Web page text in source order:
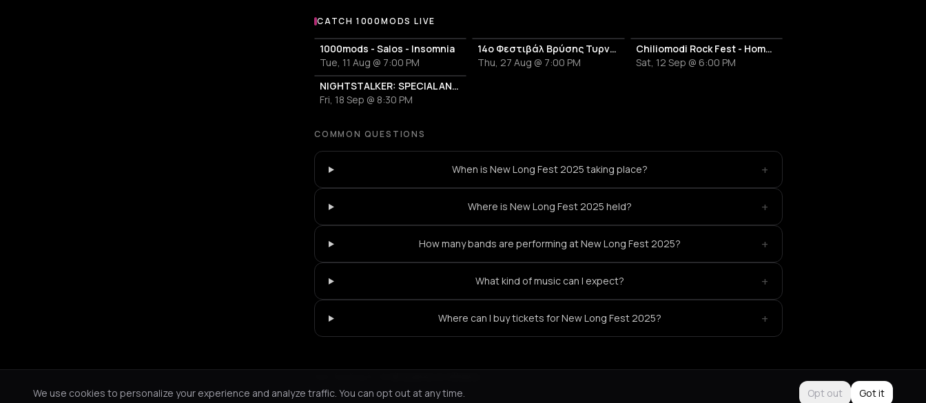
More events with 1000mods
CATCH 1000MODS LIVE
1000mods - Salos - Insomnia
Tue, 11 Aug @ 7:00 PM
14ο Φεστιβάλ Βρύσης Τυρνάβου 2026
Thu, 27 Aug @ 7:00 PM
Chiliomodi Rock Fest - Hometown Madness
Sat, 12 Sep @ 6:00 PM
NIGHTSTALKER: SPECIAL ANNIVERSARY SHOW - 30 YEARS FROM THE RELEASE OF THE ALBUM "USE"
Fri, 18 Sep @ 8:30 PM
COMMON QUESTIONS
When is New Long Fest 2025 taking place? +
Where is New Long Fest 2025 held? +
How many bands are performing at New Long Fest 2025? +
What kind of music can I expect? +
Where can I buy tickets for New Long Fest 2025? +
We use cookies to personalize your experience and analyze traffic. You can opt out at any time.
Opt out Got it